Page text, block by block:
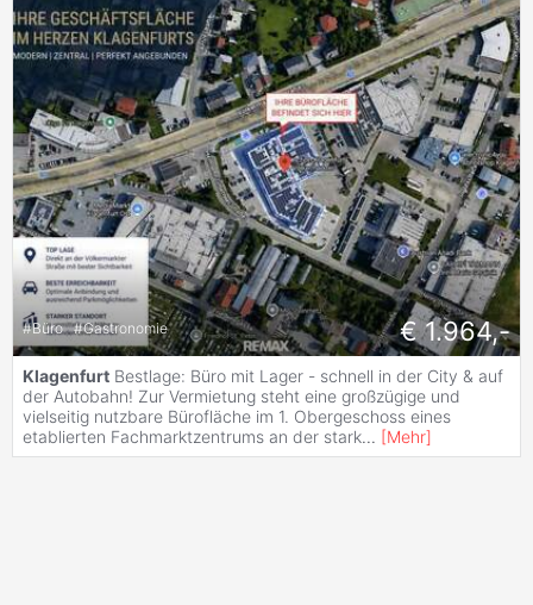
#Büro #Gastronomie € 1.964,-
Klagenfurt Bestlage: Büro mit Lager - schnell in der City & auf
der Autobahn! Zur Vermietung steht eine großzügige und
vielseitig nutzbare Bürofläche im 1. Obergeschoss eines
etablierten Fachmarktzentrums an der stark... [Mehr]